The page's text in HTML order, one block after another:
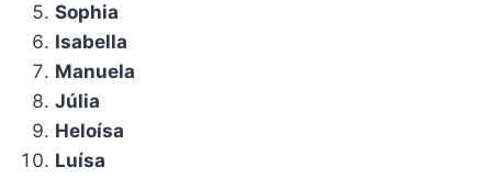
Sophia
Isabella
Manuela
Júlia
Heloísa
Luísa